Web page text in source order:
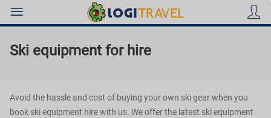
Holidays
Ski equipment for hire
Avoid the hassle and cost of buying your own ski gear when you
book ski equipment hire with us. We offer the latest ski equipment